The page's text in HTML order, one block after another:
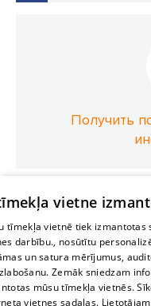
Получить
vietne
tīmekļa vietnē tiek
darbību., nosūtītu
un satura mērījumus,
Zemāk sniedzam
mūsu tīmekļa vietnēs.
vietnes sadaļas.